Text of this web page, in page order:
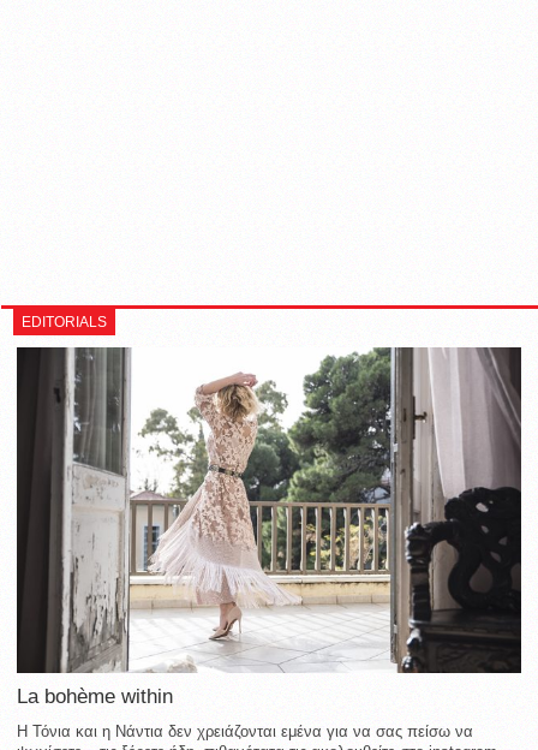
EDITORIALS
La bohème within
Η Τόνια και η Νάντια δεν χρειάζονται εμένα για να σας πείσω να